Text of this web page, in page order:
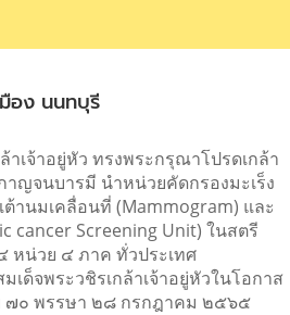
อง นนทบุรี
าเจ้าอยู่หัว ทรงพระกรุณาโปรดเกล้า
ญจนบารมี นำหน่วยคัดกรองมะเร็ง
ต้านมเคลื่อนที่ (Mammogram) และ
cancer Screening Unit) ในสตรี
หน่วย ๔ ภาค ทั่วประเทศ
เด็จพระวชิรเกล้าเจ้าอยู่หัวในโอกาส
๗๐ พรรษา ๒๘ กรกฎาคม ๒๕๖๕